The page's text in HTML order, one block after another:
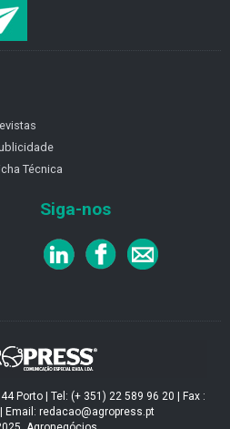
Técnica
Siga-nos
Porto | Tel: (+ 351) 22 589 96 20 | Fax :
Email: redacao@agropress.pt